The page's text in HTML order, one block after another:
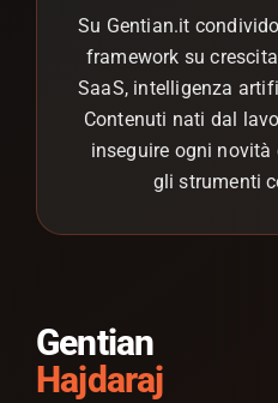
Su Gentian.it
framework su
SaaS, intelligenza
Contenuti nati dal
inseguire ogni novità
gli strumenti
Gentian
Hajdaraj